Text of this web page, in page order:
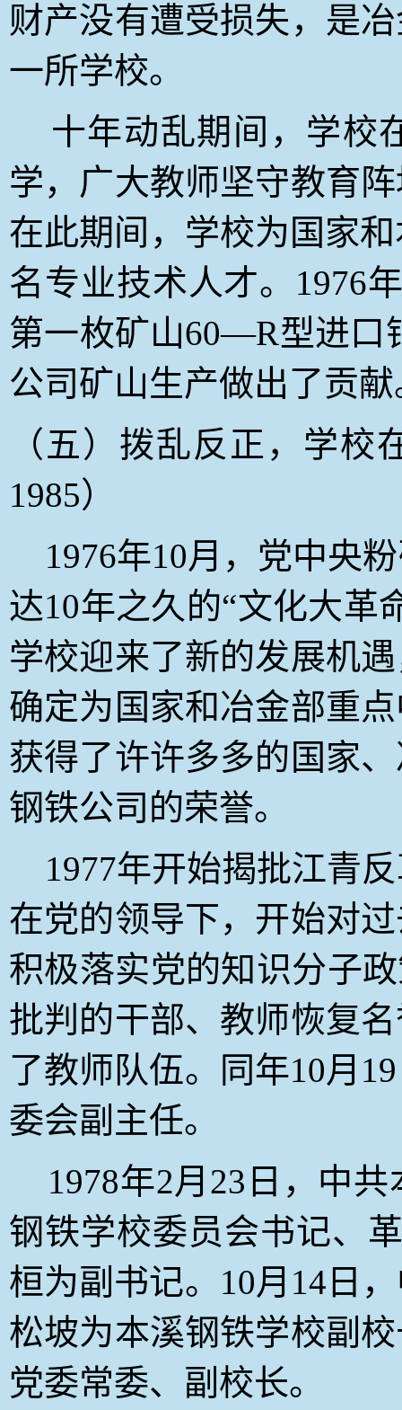
财产没有遭受损失，是
一所学校。
十年动乱期间，学校
学，广大教师坚守教育
在此期间，学校为国家
名专业技术人才。1976
第一枚矿山60—R型进口
公司矿山生产做出了贡献
（五）拨乱反正，学
1985）
1976年10月，党中央
达10年之久的“文化大革
学校迎来了新的发展机
确定为国家和冶金部重
获得了许许多多的国家
钢铁公司的荣誉。
1977年开始揭批江青
在党的领导下，开始对
积极落实党的知识分子
批判的干部、教师恢复
了教师队伍。
同年10月
委会副主任。
1978年2月23日 ，中
钢铁学校委员会书记、
桓为副书记。10月14日
松坡为本溪钢铁学校副
党委常委、副校长。